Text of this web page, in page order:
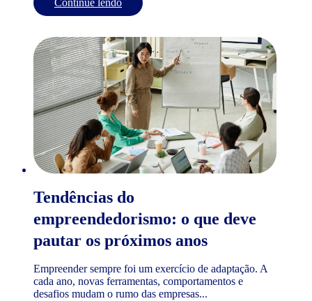
Continue lendo
Tendências do
empreendedorismo: o que deve
pautar os próximos anos
Empreender sempre foi um exercício de adaptação. A
cada ano, novas ferramentas, comportamentos e
desafios mudam o rumo das empresas...